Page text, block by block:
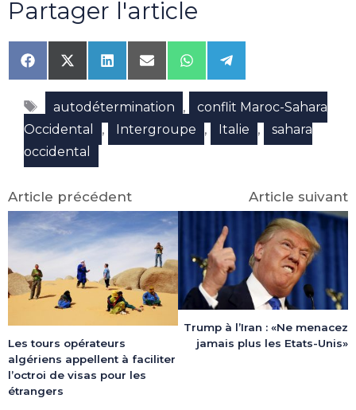
Partager l'article
Share
on
Facebook
Share
on
X
(Twitter)
Share
on
LinkedIn
Share
on
Email
Share
on
WhatsApp
Share
on
Telegram
Étiquettes
autodétermination ,
conflit Maroc-Sahara
Occidental
, Intergroupe , Italie ,
sahara
occidental
Article précédent
Les tours opérateurs
algériens appellent à faciliter
l’octroi de visas pour les
étrangers
Article suivant
Trump à l’Iran : «Ne menacez
jamais plus les Etats-Unis»